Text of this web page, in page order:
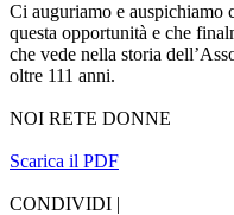
Ci auguriamo e auspichiamo
questa opportunità e che
che vede nella storia
oltre 111 anni.
NOI RETE DONNE
Scarica il PDF
CONDIVIDI |